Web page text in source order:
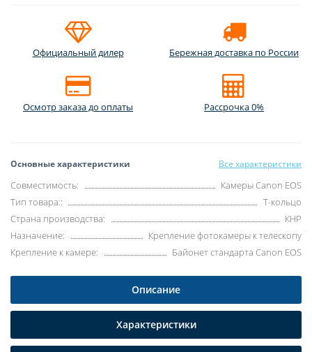
Официальный дилер Бережная доставка по России
Осмотр заказа до оплаты Рассрочка 0%
Основные характеристики Все характеристики
Совместимость:
Камеры Canon EOS
Тип товара::
Т-кольцо
Страна производства:
КНР
Назначение:
Крепление фотокамеры к телескопу
Крепление к камере:
Байонет стандарта Canon EOS
Описание
Характеристики